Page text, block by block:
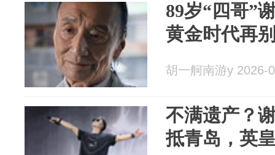
89岁“四哥”
黄金时代再
胡一舸南游y 2026-
不满遗产？
抵青岛，英